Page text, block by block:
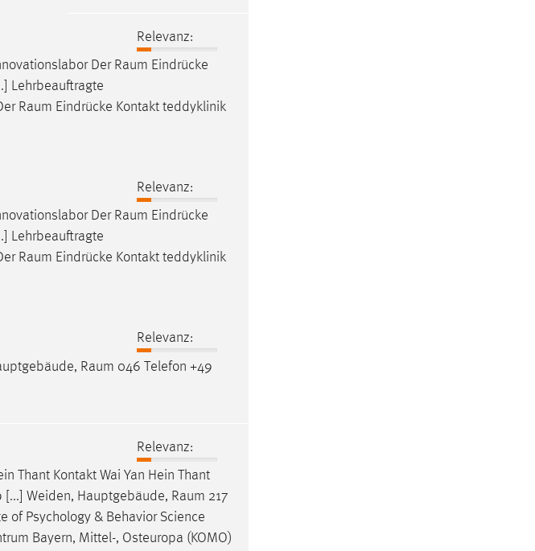
Relevanz:
Der Raum Eindrücke
Lehrbeauftragte
Raum Eindrücke Kontakt teddyklinik
Relevanz:
Der Raum Eindrücke
Lehrbeauftragte
Raum Eindrücke Kontakt teddyklinik
Relevanz:
Raum 046 Telefon +49
Relevanz:
Thant Kontakt Wai Yan Hein Thant
[...] Weiden, Hauptgebäude, Raum 217
of Psychology & Behavior Science
Bayern, Mittel-, Osteuropa (KOMO)